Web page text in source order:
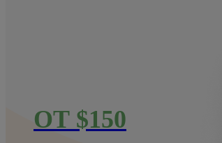
ОТ $150